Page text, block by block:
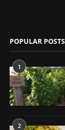
POPULAR POSTS
1
2